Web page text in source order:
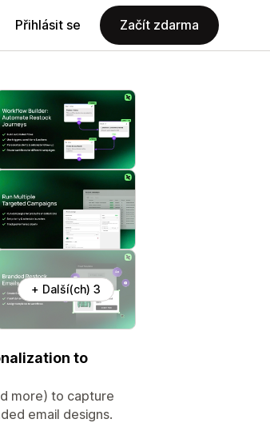
Přihlásit se Začít zdarma
+ Další(ch) 3
to
more) to capture
email designs.